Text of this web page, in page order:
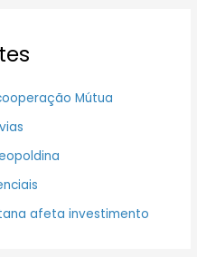
Mútua
afeta investimento